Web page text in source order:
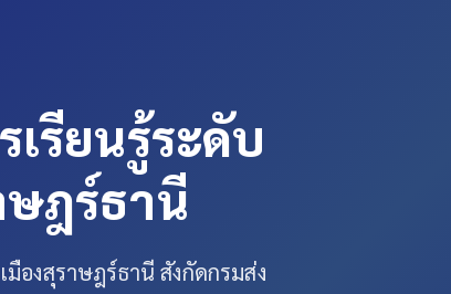
เรียนรู้ระดับ
ษฎร์ธานี
มืองสุราษฎร์ธานี สังกัดกรมส่ง